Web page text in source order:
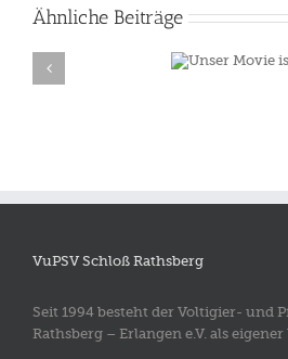
Ähnliche Beiträge
Unser Movie ist
VuPSV Schloß Rathsberg
Seit 1994 besteht der Voltigier- und
Rathsberg – Erlangen e.V. als eigener